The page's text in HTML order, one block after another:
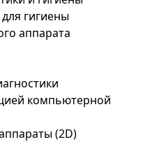
гигиены
аппарата
компьютерной
(2D)